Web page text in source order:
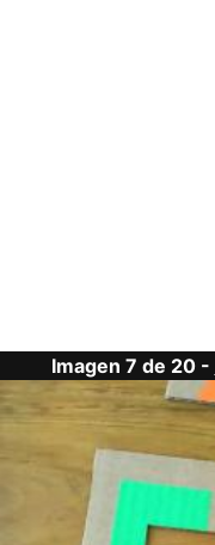
Imagen 7 de 20 -